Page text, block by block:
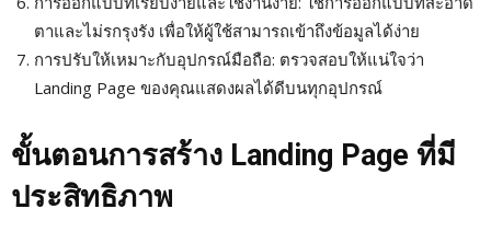
ตาและไม่รกรุงรัง เพื่อให้ผู้ใช้สามารถเข้าถึงข้อมูลได้ง่าย
การปรับให้เหมาะกับอุปกรณ์มือถือ: ตรวจสอบให้แน่ใจว่า
Landing Page ของคุณแสดงผลได้ดีบนทุกอุปกรณ์
ขั้นตอนการสร้าง Landing Page ที่มี
ประสิทธิภาพ